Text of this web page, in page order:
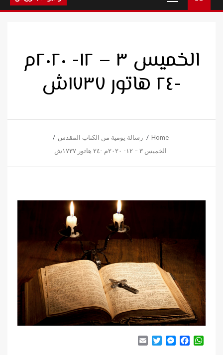
الخميس ٣ – ١٢- ٢٠٢٠م
-٢٤ هاتور ١٧٣٧ش
Home
رسالة يومية من الكتاب المقدس
الخميس ٣ – ١٢- ٢٠٢٠م -٢٤ هاتور ١٧٣٧ش
WhatsApp
Facebook
Messenger
Twitter